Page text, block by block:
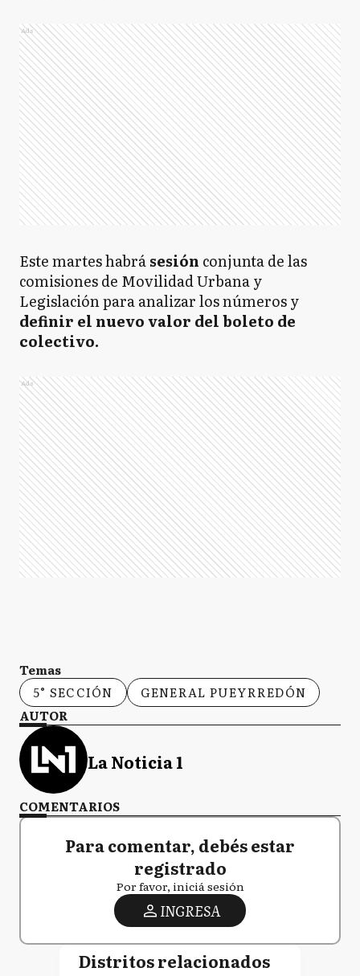
Ads
Este martes habrásesión conjunta de las
comisiones de Movilidad Urbana y
Legislación para analizar los números y
definir el nuevo valor del boleto de
colectivo.
Ads
Temas
5° SECCIÓN
GENERAL PUEYRREDÓN
AUTOR
La Noticia 1
COMENTARIOS
Para comentar, debés estar
registrado
Por favor, iniciá sesión
INGRESA
Distritos relacionados